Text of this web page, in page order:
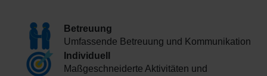
Betreuung
Umfassende Betreuung und Kommunikation
Individuell
Maßgeschneiderte Aktivitäten und